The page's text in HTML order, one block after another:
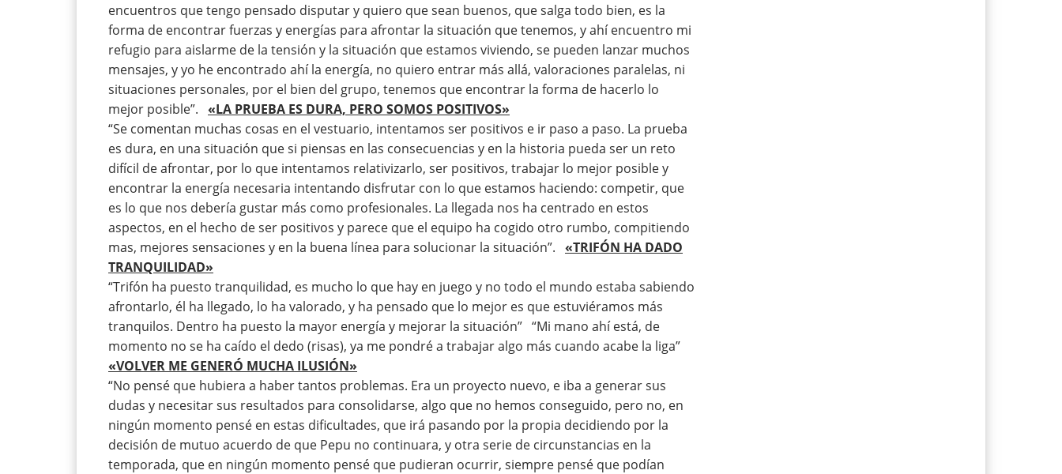
encuentros que tengo pensado disputar y quiero que sean buenos, que salga todo bien, es la
forma de encontrar fuerzas y energías para afrontar la situación que tenemos, y ahí encuentro mi
refugio para aislarme de la tensión y la situación que estamos viviendo, se pueden lanzar muchos
mensajes, y yo he encontrado ahí la energía, no quiero entrar más allá, valoraciones paralelas, ni
situaciones personales, por el bien del grupo, tenemos que encontrar la forma de hacerlo lo
mejor posible”. «LA PRUEBA ES DURA, PERO SOMOS POSITIVOS»
“Se comentan muchas cosas en el vestuario, intentamos ser positivos e ir paso a paso. La prueba
es dura, en una situación que si piensas en las consecuencias y en la historia pueda ser un reto
difícil de afrontar, por lo que intentamos relativizarlo, ser positivos, trabajar lo mejor posible y
encontrar la energía necesaria intentando disfrutar con lo que estamos haciendo: competir, que
es lo que nos debería gustar más como profesionales. La llegada nos ha centrado en estos
aspectos, en el hecho de ser positivos y parece que el equipo ha cogido otro rumbo, compitiendo
mas, mejores sensaciones y en la buena línea para solucionar la situación”. «TRIFÓN HA DADO
TRANQUILIDAD»
“Trifón ha puesto tranquilidad, es mucho lo que hay en juego y no todo el mundo estaba sabiendo
afrontarlo, él ha llegado, lo ha valorado, y ha pensado que lo mejor es que estuviéramos más
tranquilos. Dentro ha puesto la mayor energía y mejorar la situación” “Mi mano ahí está, de
momento no se ha caído el dedo (risas), ya me pondré a trabajar algo más cuando acabe la liga”
«VOLVER ME GENERÓ MUCHA ILUSIÓN»
“No pensé que hubiera a haber tantos problemas. Era un proyecto nuevo, e iba a generar sus
dudas y necesitar sus resultados para consolidarse, algo que no hemos conseguido, pero no, en
ningún momento pensé en estas dificultades, que irá pasando por la propia decidiendo por la
decisión de mutuo acuerdo de que Pepu no continuara, y otra serie de circunstancias en la
temporada, que en ningún momento pensé que pudieran ocurrir, siempre pensé que podían